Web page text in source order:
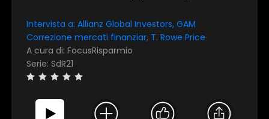
Intervista a: Allianz Global Investors, GAM
Correzione mercati finanziar, T. Rowe Price
A cura di: FocusRisparmio
Serie: SdR21